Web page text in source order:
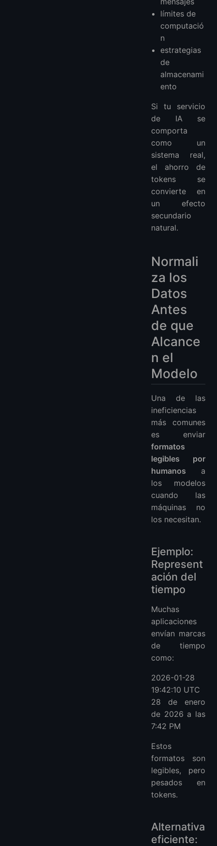
límites de
computació
n
estrategias
de
almacenami
ento
Si tu servicio
de IA se
comporta
como un
sistema real,
el ahorro de
tokens se
convierte en
un efecto
secundario
natural.
Normali
za los
Datos
Antes
de que
Alcance
n el
Modelo
Una de las
ineficiencias
más comunes
es enviar
formatos
legibles por
humanos a
los modelos
cuando las
máquinas no
los necesitan.
Ejemplo:
Represent
ación del
tiempo
Muchas
aplicaciones
envían marcas
de tiempo
como:
2026-01-28
19:42:10 UTC
28 de enero
de 2026 a las
7:42 PM
Estos
formatos son
legibles, pero
pesados en
tokens.
Alternativa
eficiente: